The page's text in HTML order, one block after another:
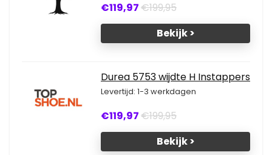
€119,97€199,95
Bekijk >
Durea 5753 wijdte H Instappers
Levertijd: 1-3 werkdagen
€119,97€199,95
Bekijk >